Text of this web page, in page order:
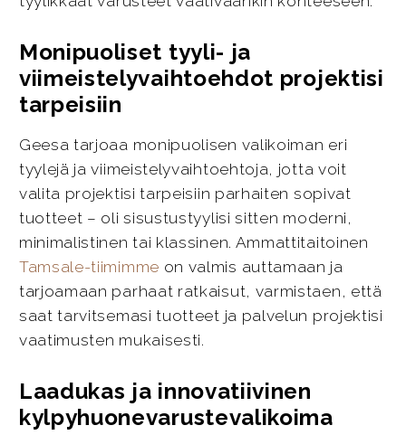
Monipuoliset tyyli- ja
viimeistelyvaihtoehdot projektisi
tarpeisiin
Geesa tarjoaa monipuolisen valikoiman eri
tyylejä ja viimeistelyvaihtoehtoja, jotta voit
valita projektisi tarpeisiin parhaiten sopivat
tuotteet – oli sisustustyylisi sitten moderni,
minimalistinen tai klassinen. Ammattitaitoinen
Tamsale-tiimimme on valmis auttamaan ja
tarjoamaan parhaat ratkaisut, varmistaen, että
saat tarvitsemasi tuotteet ja palvelun projektisi
vaatimusten mukaisesti.
Laadukas ja innovatiivinen
kylpyhuonevarustevalikoima